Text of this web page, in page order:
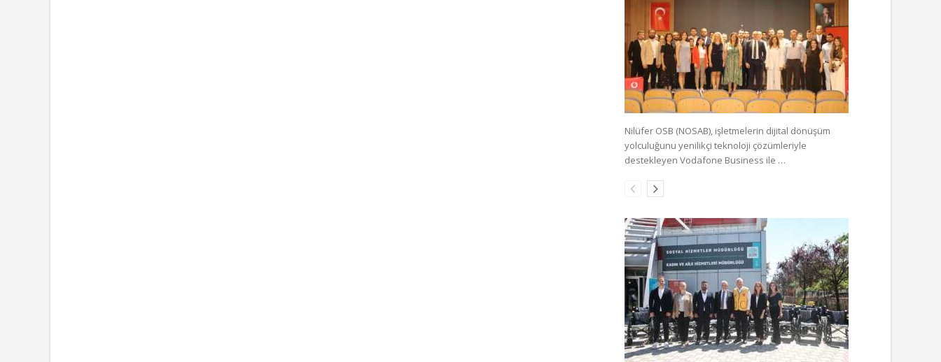
Nilüfer OSB (NOSAB), işletmelerin dijital dönüşüm
yolculuğunu yenilikçi teknoloji çözümleriyle
destekleyen Vodafone Business ile …